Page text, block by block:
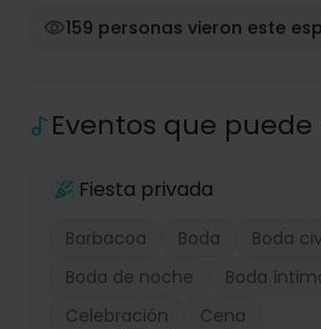
159 personas vieron este
Eventos que
Fiesta privada
Barbacoa Boda Boda
Boda de noche
Boda
Celebración
Cena